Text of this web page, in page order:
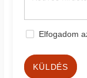
Elfogadom
KÜLDÉS